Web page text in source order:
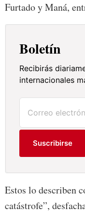
Furtado y Maná,
Boletín
Recibirás
internacionales
Suscribirse
Estos lo describen
catástrofe”,